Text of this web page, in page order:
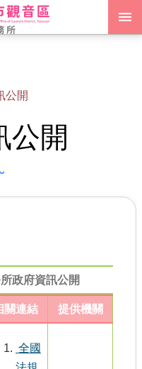
公開
公開
政府資訊公開
關連結 提供機關
全國